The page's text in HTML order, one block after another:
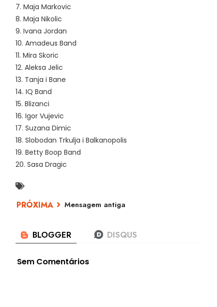
7. Maja Markovic
8. Maja Nikolic
9. Ivana Jordan
10. Amadeus Band
11. Mira Skoric
12. Aleksa Jelic
13. Tanja i Bane
14. IQ Band
15. Blizanci
16. Igor Vujevic
17. Suzana Dimic
18. Slobodan Trkulja i Balkanopolis
19. Betty Boop Band
20. Sasa Dragic
Mensagem antiga
Sem Comentários